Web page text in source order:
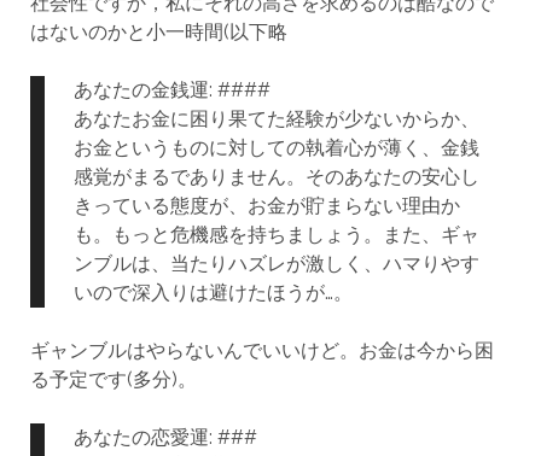
はないのかと小一時間(以下略
あなたの金銭運: ####
あなたお金に困り果てた経験が少ないからか、
お金というものに対しての執着心が薄く、金銭
感覚がまるでありません。そのあなたの安心し
きっている態度が、お金が貯まらない理由か
も。もっと危機感を持ちましょう。また、ギャ
ンブルは、当たりハズレが激しく、ハマりやす
いので深入りは避けたほうが…。
ギャンブルはやらないんでいいけど。お金は今から困
る予定です(多分)。
あなたの恋愛運: ###